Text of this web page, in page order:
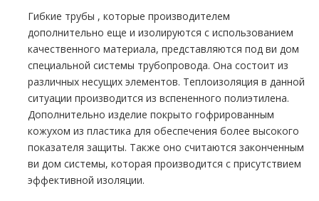
Гибкие тpубы , которые производителем
дополнительно еще и изолируются с использованием
качественного материала, представляются под ви дoм
специальной системы тpубопровода. Она состоит из
различных несущих элементов. Теплоизоляция в данной
ситуации производится из вспененного полиэтилена.
Дополнительно изделие покрыто гофрированным
кожухом из пластика для обеспечения более высокого
показателя защиты. Также оно считаются законченным
ви дoм системы, которая производится с присутствием
эффективной изоляции.